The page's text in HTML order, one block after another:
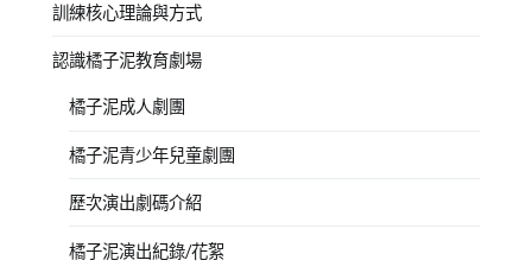
訓練核心理論與方式
認識橘子泥教育劇場
橘子泥成人劇團
橘子泥青少年兒童劇團
歷次演出劇碼介紹
橘子泥演出紀錄/花絮